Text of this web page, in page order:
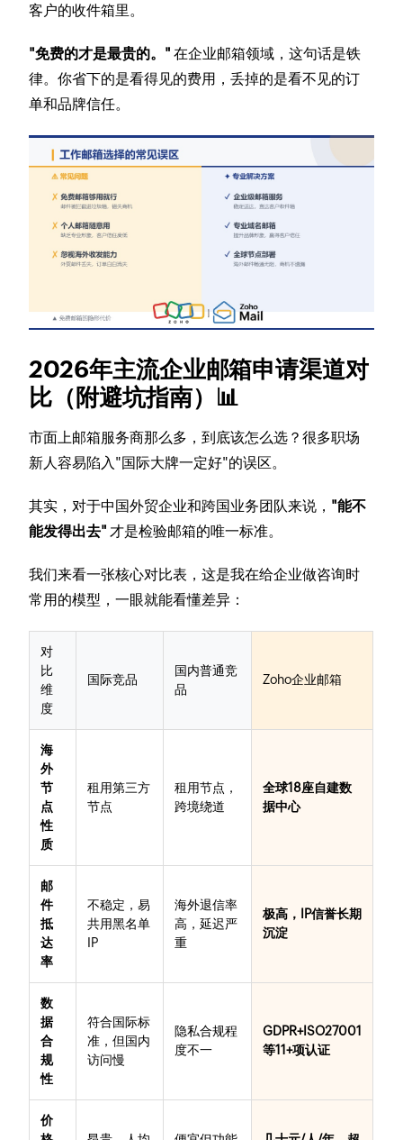
客户的收件箱里。
"免费的才是最贵的。" 在企业邮箱领域，这句话是铁
律。你省下的是看得见的费用，丢掉的是看不见的订
单和品牌信任。
2026年主流企业邮箱申请渠道对
比（附避坑指南）📊
市面上邮箱服务商那么多，到底该怎么选？很多职场
新人容易陷入"国际大牌一定好"的误区。
其实，对于中国外贸企业和跨国业务团队来说， "能不
能发得出去" 才是检验邮箱的唯一标准。
我们来看一张核心对比表，这是我在给企业做咨询时
常用的模型，一眼就能看懂差异：
对
比
维
度
国际竞品
国内普通竞
品
Zoho企业邮箱
海
外
节
点
性
质
租用第三方
节点
租用节点，
跨境绕道
全球18座自建数
据中心
邮
件
抵
达
率
不稳定，易
共用黑名单
IP
海外退信率
高，延迟严
重
极高，IP信誉长期
沉淀
数
据
合
规
性
符合国际标
准，但国内
访问慢
隐私合规程
度不一
GDPR+ISO27001
等11+项认证
价